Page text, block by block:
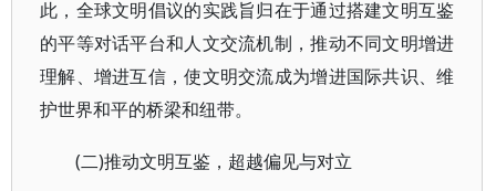
此，全球文明倡议的实践旨归在于通过搭建文明互鉴
的平等对话平台和人文交流机制，推动不同文明增进
理解、增进互信，使文明交流成为增进国际共识、维
护世界和平的桥梁和纽带。
(二)推动文明互鉴，超越偏见与对立